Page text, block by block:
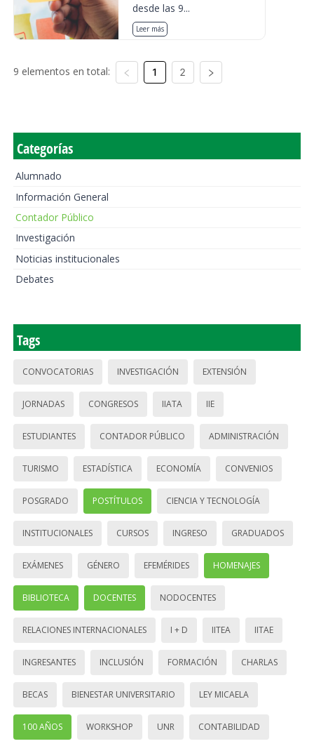
desde las 9...
Leer más
9 elementos en total: 1 2
Categorías
Alumnado
Información General
Contador Público
Investigación
Noticias institucionales
Debates
Tags
CONVOCATORIAS INVESTIGACIÓN EXTENSIÓN
JORNADAS CONGRESOS IIATA IIE
ESTUDIANTES CONTADOR PÚBLICO ADMINISTRACIÓN
TURISMO ESTADÍSTICA ECONOMÍA CONVENIOS
POSGRADO POSTÍTULOS CIENCIA Y TECNOLOGÍA
INSTITUCIONALES CURSOS INGRESO GRADUADOS
EXÁMENES GÉNERO EFEMÉRIDES HOMENAJES
BIBLIOTECA DOCENTES NODOCENTES
RELACIONES INTERNACIONALES I + D IITEA IITAE
INGRESANTES INCLUSIÓN FORMACIÓN CHARLAS
BECAS BIENESTAR UNIVERSITARIO LEY MICAELA
100 AÑOS WORKSHOP UNR CONTABILIDAD